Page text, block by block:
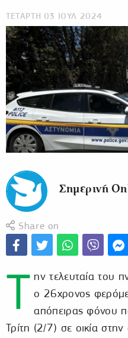
ΤΕΤΑΡΤΗ 03 ΙΟΥΛ 2024
Σημερινή
Share on
Τ ην τελευταία του
ο 26χρονος
απόπειρας φόνου
Τρίτη (2/7) σε οικία